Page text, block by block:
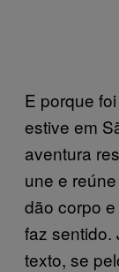
E porque
estive em
aventura
une e
dão corpo
faz sentido.
texto, se